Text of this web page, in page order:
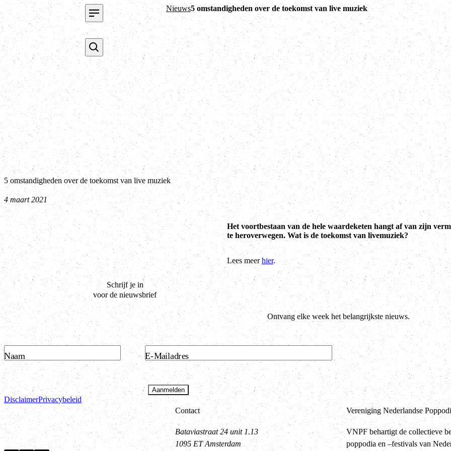
Nieuws5 omstandigheden over de toekomst van live muziek
5 omstandigheden over de toekomst van live muziek
4 maart 2021
Het voortbestaan van de hele waardeketen hangt af van zijn
te heroverwegen. Wat is de toekomst van livemuziek?
Lees meerhier.
Schrijf je in
voor de nieuwsbrief
Ontvang elke week het belangrijkste nieuws.
Naam E-Mailadres
Aanmelden
DisclaimerPrivacybeleid
Contact
Bataviastraat 24 unit 1.13
1095 ET Amsterdam
Vereniging Nederlandse
VNPF behartigt de collectieve
poppodia en –festivals van